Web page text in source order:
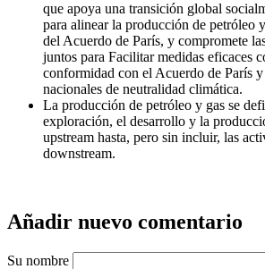
que apoya una transición global
para alinear la producción de petróleo
del Acuerdo de París, y compromete
juntos para Facilitar medidas eficaces
conformidad con el Acuerdo de París
nacionales de neutralidad climática.
La producción de petróleo y gas se
exploración, el desarrollo y la
upstream hasta, pero sin incluir, las
downstream.
Añadir nuevo comentario
Su nombre